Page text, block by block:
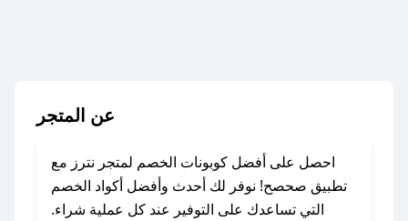
عن المتجر
احصل على أفضل كوبونات الخصم لمتجر نترز مع
تطبيق صحصح! نوفر لك أحدث وأفضل أكواد الخصم
التي تساعدك على التوفير عند كل عملية شراء.